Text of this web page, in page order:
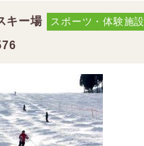
キー場 スポーツ・体験施設